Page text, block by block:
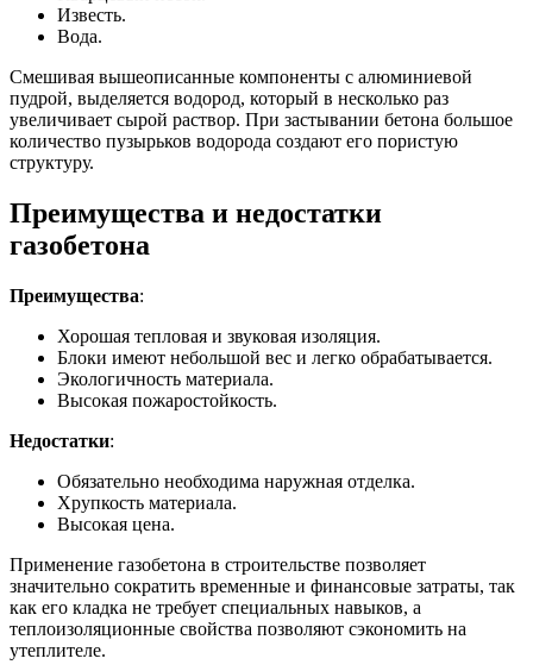
Известь.
Вода.
Смешивая вышеописанные компоненты с алюминиевой
пудрой, выделяется водород, который в несколько раз
увеличивает сырой раствор. При застывании бетона большое
количество пузырьков водорода создают его пористую
структуру.
Преимущества и недостатки
газобетона
Преимущества:
Хорошая тепловая и звуковая изоляция.
Блоки имеют небольшой вес и легко обрабатывается.
Экологичность материала.
Высокая пожаростойкость.
Недостатки:
Обязательно необходима наружная отделка.
Хрупкость материала.
Высокая цена.
Применение газобетона в строительстве позволяет
значительно сократить временные и финансовые затраты, так
как его кладка не требует специальных навыков, а
теплоизоляционные свойства позволяют сэкономить на
утеплителе.